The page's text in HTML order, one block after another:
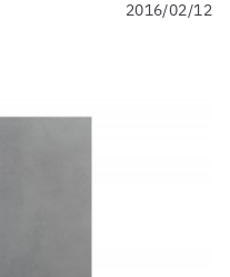
2016/02/12